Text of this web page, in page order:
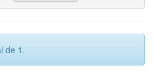
de 1.